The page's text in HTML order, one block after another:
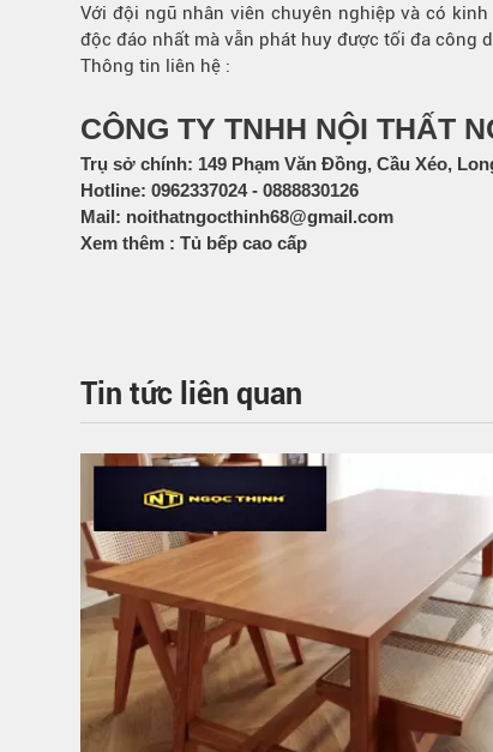
Với đội ngũ nhân viên chuyên nghiệp và có
độc đáo nhất mà vẫn phát huy được tối đa công
Thông tin liên hệ :
CÔNG TY TNHH NỘI THẤT
Trụ sở chính: 149 Phạm Văn Đồng, Cầu Xéo,
Hotline: 0962337024- 0888830126
Mail: noithatngocthinh68@gmail.com
Xem thêm : Tủ bếp cao cấp
Tin tức liên quan